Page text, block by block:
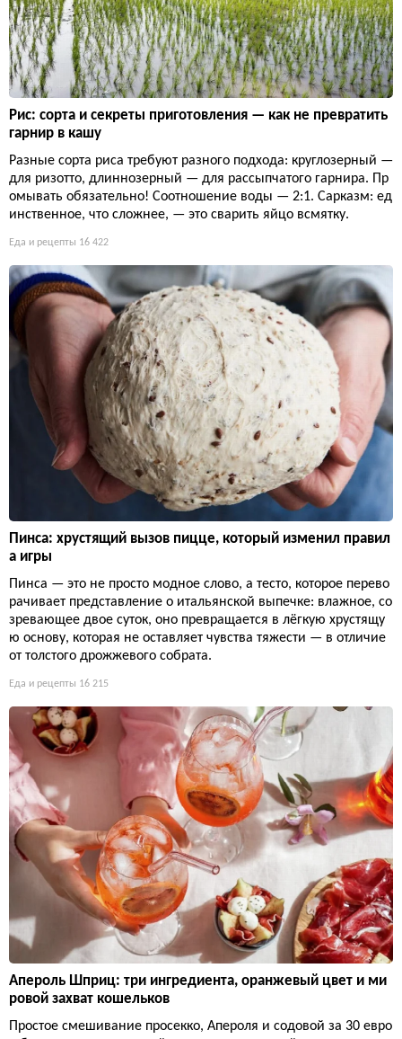
Рис: сорта и секреты приготовления — как не превратить
гарнир в кашу
Разные сорта риса требуют разного подхода: круглозерный —
для ризотто, длиннозерный — для рассыпчатого гарнира. Пр
омывать обязательно! Соотношение воды — 2:1. Сарказм: ед
инственное, что сложнее, — это сварить яйцо всмятку.
Еда и рецепты 16 422
Пинса: хрустящий вызов пицце, который изменил правил
а игры
Пинса — это не просто модное слово, а тесто, которое перево
рачивает представление о итальянской выпечке: влажное, со
зревающее двое суток, оно превращается в лёгкую хрустящу
ю основу, которая не оставляет чувства тяжести — в отличие
от толстого дрожжевого собрата.
Еда и рецепты 16 215
Апероль Шприц: три ингредиента, оранжевый цвет и ми
ровой захват кошельков
Простое смешивание просекко, Апероля и содовой за 30 евро